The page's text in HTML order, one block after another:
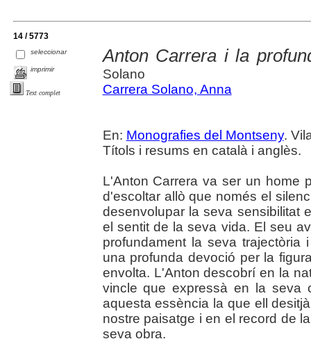
14 / 5773
seleccionar
imprimir
Text complet
Anton Carrera i la
Solano
Carrera Solano, Anna
En: Monografies del Montseny.
Títols i resums en català i anglès.
L'Anton Carrera va ser un home
d'escoltar allò que només el
desenvolupar la seva sensibilitat
el sentit de la seva vida. El seu
profundament la seva
una profunda devoció per la
envolta. L'Anton descobrí en la
vincle que expressà en la seva
aquesta essència la que ell
nostre paisatge i en el record de
seva obra.